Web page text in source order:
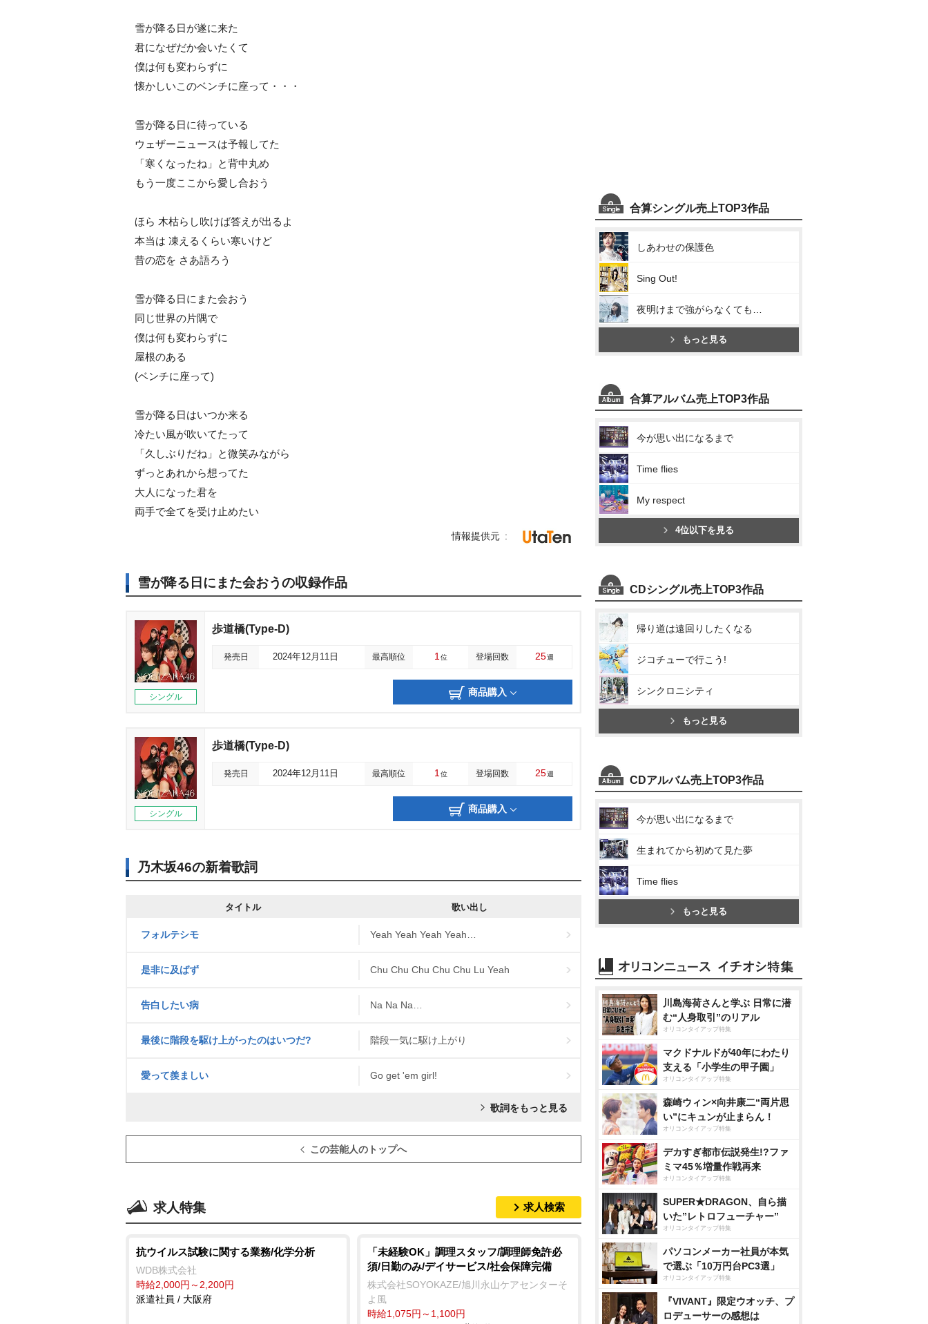
雪が降る日が遂に来た
君になぜだか会いたくて
僕は何も変わらずに
懐かしいこのベンチに座って・・・
雪が降る日に待っている
ウェザーニュースは予報してた
「寒くなったね」と背中丸め
もう一度ここから愛し合おう
ほら 木枯らし吹けば答えが出るよ
本当は 凍えるくらい寒いけど
昔の恋を さあ語ろう
雪が降る日にまた会おう
同じ世界の片隅で
僕は何も変わらずに
屋根のある
(ベンチに座って)
雪が降る日はいつか来る
冷たい風が吹いてたって
「久しぶりだね」と微笑みながら
ずっとあれから想ってた
大人になった君を
両手で全てを受け止めたい
情報提供元
雪が降る日にまた会おうの収録作品
シングル
歩道橋(Type-D)
発売日 2024年12月11日 最高順位 1 位 登場回数 25週
商品購入
シングル
歩道橋(Type-D)
発売日 2024年12月11日 最高順位 1 位 登場回数 25週
商品購入
乃木坂46の新着歌詞
タイトル 歌い出し
フォルテシモ Yeah Yeah Yeah Yeah…
是非に及ばず Chu Chu Chu Chu Chu Lu Yeah
告白したい病 Na Na Na…
最後に階段を駆け上がったのはいつだ? 階段一気に駆け上がり
愛って羨ましい Go get 'em girl!
歌詞をもっと見る
この芸能人のトップへ
求人特集 求人検索
抗ウイルス試験に関する業務/化学分析
WDB株式会社
時給2,000円～2,200円
派遣社員 / 大阪府
「未経験OK」調理スタッフ/調理師免許必
須/日勤のみ/デイサービス/社会保障完備
株式会社SOYOKAZE/旭川永山ケアセンターそ
よ風
時給1,075円～1,100円
合算シングル売上TOP3作品
しあわせの保護色
Sing Out!
もっと見る
合算アルバム売上TOP3作品
今が思い出になるまで
Time flies
My respect
4位以下を見る
CDシングル売上TOP3作品
帰り道は遠回りしたくなる
ジコチューで行こう!
シンクロニシティ
もっと見る
CDアルバム売上TOP3作品
今が思い出になるまで
生まれてから初めて見た夢
Time flies
もっと見る
川島海荷さんと学ぶ 日常に潜
む“人身取引”のリアル
オリコンタイアップ特集
マクドナルドが40年にわたり
支える「小学生の甲子園」
オリコンタイアップ特集
森崎ウィン×向井康二“両片思
い”にキュンが止まらん！
オリコンタイアップ特集
デカすぎ都市伝説発生!?ファ
ミマ45％増量作戦再来
オリコンタイアップ特集
SUPER★DRAGON、自ら描
いた”レトロフューチャー”
オリコンタイアップ特集
パソコンメーカー社員が本気
で選ぶ「10万円台PC3選」
オリコンタイアップ特集
『VIVANT』限定ウオッチ、プ
ロデューサーの感想は